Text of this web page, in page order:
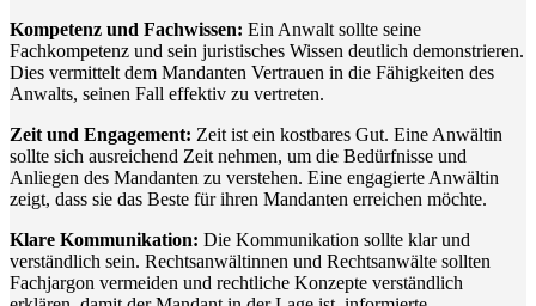
Kompetenz und Fachwissen: Ein Anwalt sollte seine
Fachkompetenz und sein juristisches Wissen deutlich demonstrieren.
Dies vermittelt dem Mandanten Vertrauen in die Fähigkeiten des
Anwalts, seinen Fall effektiv zu vertreten.
Zeit und Engagement: Zeit ist ein kostbares Gut. Eine Anwältin
sollte sich ausreichend Zeit nehmen, um die Bedürfnisse und
Anliegen des Mandanten zu verstehen. Eine engagierte Anwältin
zeigt, dass sie das Beste für ihren Mandanten erreichen möchte.
Klare Kommunikation: Die Kommunikation sollte klar und
verständlich sein. Rechtsanwältinnen und Rechtsanwälte sollten
Fachjargon vermeiden und rechtliche Konzepte verständlich